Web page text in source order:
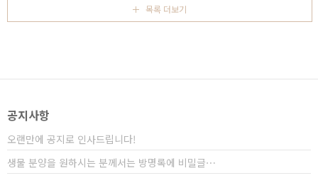
만에 출시한 #신형트랙스 는 벌써 2만대를 넘었다는 소
식이 들리죠? 이 정도 판매량이 얼마나 대단한 것이냐면
거의 절반의 판매량을 이미 채운 것이죠! 물론 실구매자
목록 더보기
공지사항
오랜만에 공지로 인사드립니다!
생물 분양을 원하시는 분께서는 방명록에 비밀글⋯